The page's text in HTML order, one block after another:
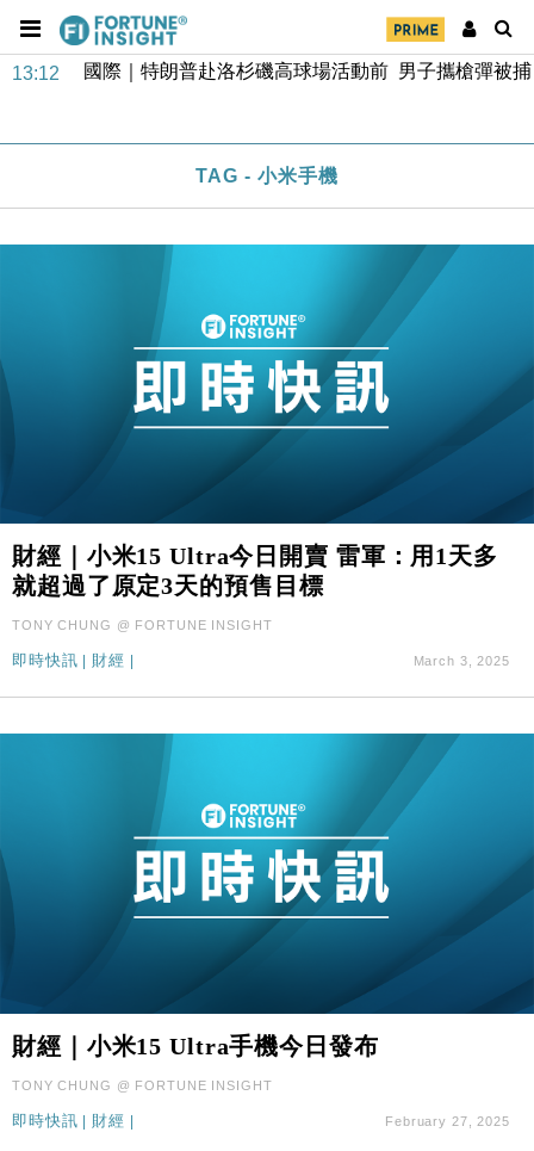
地產｜大酒店中期轉賺2300萬元 斥21億翻新香港及
東京半島
13:12
國際｜特朗普赴洛杉磯高球場活動前 男子攜槍彈被捕
財經｜黑石傳再籌逾360億美元 支援Anthropic租用
Google晶片
財經｜美商務部擬擴大金屬關稅範圍 14類產品或加徵
本地｜新世界K11 9月升級會員制度 增鉑金卡級別鎖
定高消費客群
財經｜本港6月零售額連升14個月 珠寶鐘錶銷售升勢
財經｜滙控重啟最多10億美元回購 派息比率目標維持
財經｜SHEIN傳最快8月中招股 估值料降至400億美
11:30
財經｜精星香港夥菜鳥拓全球智慧倉儲市場 加快海外
市場落地
東京半島
13:12
國際｜特朗普赴洛杉磯高球場活動前 男子攜槍彈被捕
12:30
財經｜黑石傳再籌逾360億美元 支援Anthropic租用
Google晶片
財經｜美商務部擬擴大金屬關稅範圍 14類產品或加徵
本地｜新世界K11 9月升級會員制度 增鉑金卡級別鎖
50%
15:11
財經｜SHEIN傳最快8月中招股 估值料降至400億美
TAG - 小米手機
財經｜小米15 Ultra今日開賣 雷軍：用1天多
就超過了原定3天的預售目標
TONY CHUNG @ FORTUNE INSIGHT
即時快訊 財經 March 3, 2025
財經｜小米15 Ultra手機今日發布
TONY CHUNG @ FORTUNE INSIGHT
即時快訊 | 財經 | February 27, 2025